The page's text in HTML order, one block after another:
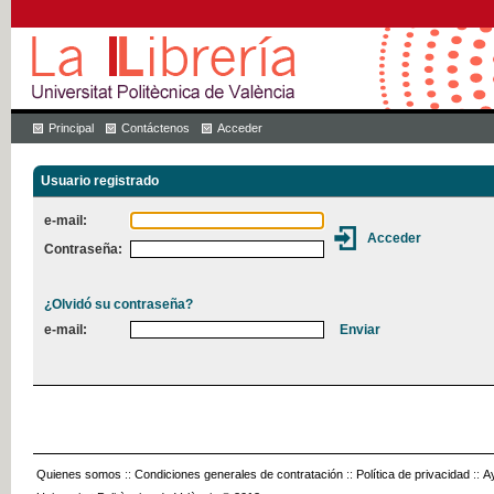
Principal Contáctenos Acceder
Usuario registrado
e-mail:
Contraseña:
¿Olvidó su contraseña?
e-mail:
Quienes somos :: Condiciones generales de contratación :: Política de privacidad ::